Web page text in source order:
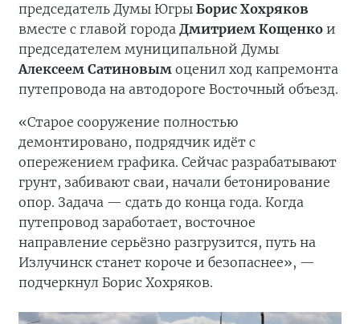
председатель Думы Югры Борис Хохряков
вместе с главой города Дмитрием Кощенко и
председателем муниципальной Думы
Алексеем Сатиновым оценил ход капремонта
путепровода на автодороге Восточный объезд.
«Старое сооружение полностью
демонтировано, подрядчик идёт с
опережением графика. Сейчас разрабатывают
грунт, забивают сваи, начали бетонирование
опор. Задача — сдать до конца года. Когда
путепровод заработает, восточное
направление серьёзно разгрузится, путь на
Излучинск станет короче и безопаснее», —
подчеркнул Борис Хохряков.